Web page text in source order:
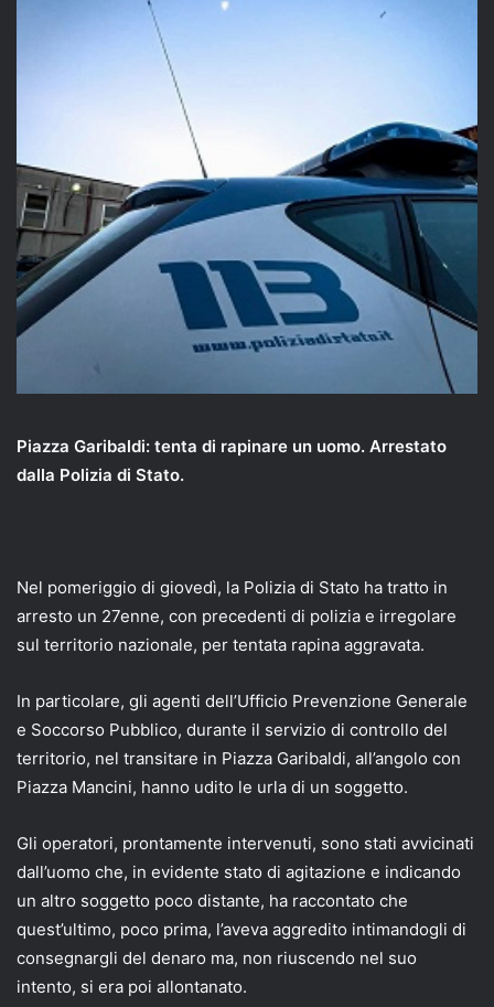
Piazza Garibaldi: tenta di rapinare un uomo. Arrestato
dalla Polizia di Stato.
Nel pomeriggio di giovedì, la Polizia di Stato ha tratto in
arresto un 27enne, con precedenti di polizia e irregolare
sul territorio nazionale, per tentata rapina aggravata.
In particolare, gli agenti dell’Ufficio Prevenzione Generale
e Soccorso Pubblico, durante il servizio di controllo del
territorio, nel transitare in Piazza Garibaldi, all’angolo con
Piazza Mancini, hanno udito le urla di un soggetto.
Gli operatori, prontamente intervenuti, sono stati avvicinati
dall’uomo che, in evidente stato di agitazione e indicando
un altro soggetto poco distante, ha raccontato che
quest’ultimo, poco prima, l’aveva aggredito intimandogli di
consegnargli del denaro ma, non riuscendo nel suo
intento, si era poi allontanato.